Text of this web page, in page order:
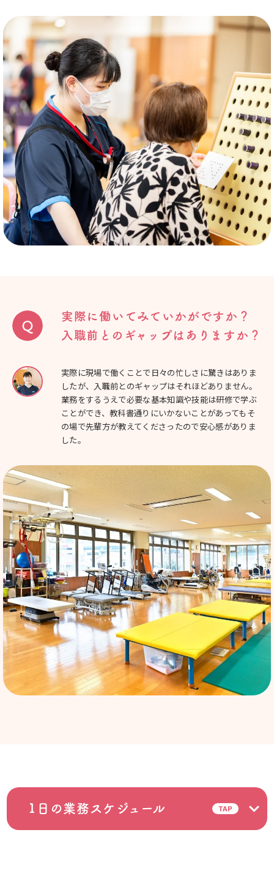
実際に働いてみていかがですか？
入職前とのギャップはありますか？
実際に現場で働くことで日々の忙しさに驚きはありま
したが、入職前とのギャップはそれほどありません。
業務をするうえで必要な基本知識や技能は研修で学ぶ
ことができ、教科書通りにいかないことがあってもそ
の場で先輩方が教えてくださったので安心感がありま
した。
1日の業務スケジュール